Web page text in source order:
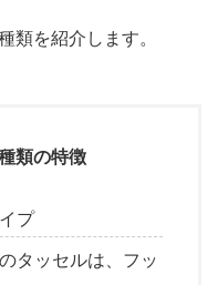
類を紹介します。
類の特徴
プ
タッセルは、フッ